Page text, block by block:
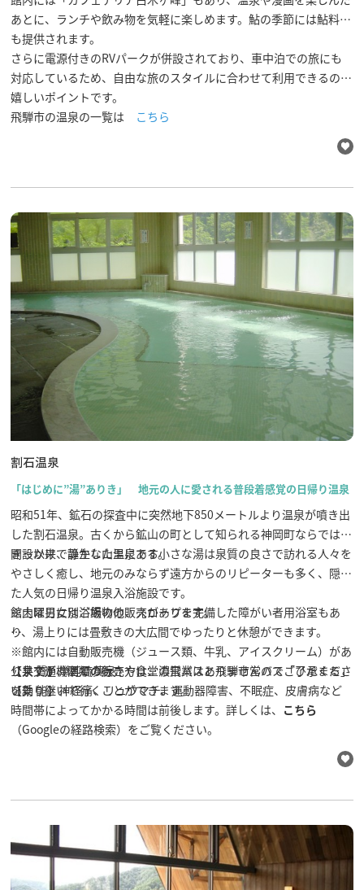
あとに、ランチや飲み物を気軽に楽しめます。鮎の季節には鮎料理
も提供されます。
さらに電源付きのRVパークが併設されており、車中泊での旅にも
対応しているため、自由な旅のスタイルに合わせて利用できるのも
嬉しいポイントです。
飛騨市の温泉の一覧は こちら
割石温泉
「はじめに”湯”ありき」 地元の人に愛される普段着感覚の日帰り温泉
昭和51年、鉱石の探査中に突然地下850メートルより温泉が噴き出
した割石温泉。古くから鉱山の町として知られる神岡町ならではの
きっかけで誕生した温泉です。
開設以来、静かな山里にある小さな湯は泉質の良さで訪れる人々を
やさしく癒し、地元のみならず遠方からのリピーターも多く、隠れ
た人気の日帰り温泉入浴施設です。
館内は男女別浴場の他、スロープを完備した障がい者用浴室もあ
り、湯上りには畳敷きの大広間でゆったりと休憩ができます。
※館内には自動販売機（ジュース類、牛乳、アイスクリーム）があ
りますが、酒類の販売や食堂の営業はありませんのでご了承くださ
い。
※土曜日にはご飯物の販売があります。
【泉 質】単純硫黄泉
【効 能】神経痛、リュウマチ、運動器障害、不眠症、皮膚病など
公共交通機関での行き方は、濃飛バスと飛騨市営バス「ひだまる」
を乗り継いで行くことができます。
時間帯によってかかる時間は前後します。詳しくは、 こちら
（Googleの経路検索）をご覧ください。